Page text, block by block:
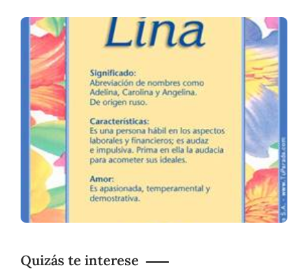
Quizás te interese